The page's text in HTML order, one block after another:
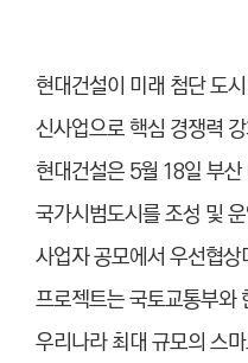
현대건설이 미래 첨단 도
신사업으로 핵심 경쟁력
현대건설은 5월 18일 부
국가시범도시를 조성 및
사업자 공모에서 우선협
프로젝트는 국토교통부와
우리나라 최대 규모의 스